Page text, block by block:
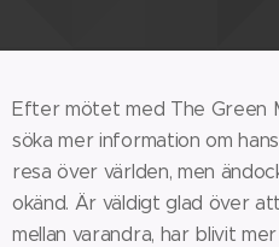
Efter mötet med The Green
söka mer information om
resa över världen, men
okänd. Är väldigt glad över
mellan varandra, har blivit